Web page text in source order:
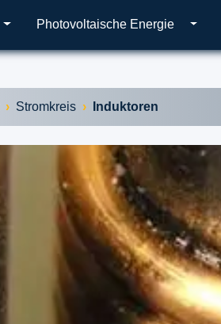
Photovoltaische Energie
Stromkreis Induktoren